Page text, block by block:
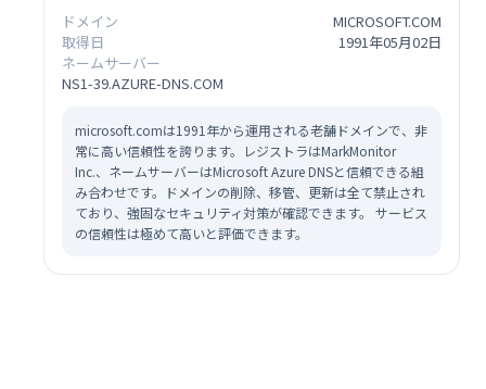
ドメイン
MICROSOFT.COM
取得日
1991年05月02日
ネームサーバー
NS1-39.AZURE-DNS.COM
microsoft.comは1991年から運用される老舗ドメインで、非
常に高い信頼性を誇ります。レジストラはMarkMonitor
Inc.、ネームサーバーはMicrosoft Azure DNSと信頼できる組
み合わせです。ドメインの削除、移管、更新は全て禁止され
ており、強固なセキュリティ対策が確認できます。 サービス
の信頼性は極めて高いと評価できます。